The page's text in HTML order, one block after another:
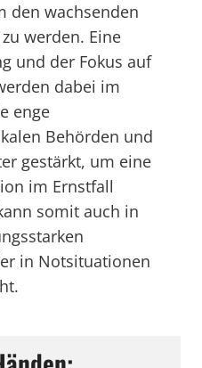
den wachsenden
werden. Eine
und der Fokus auf
dabei im
enge
Behörden und
gestärkt, um eine
im Ernstfall
somit auch in
in Notsituationen